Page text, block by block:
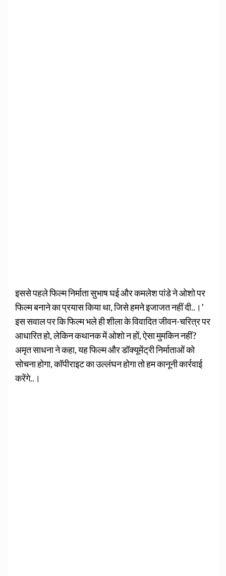
इससे पहले फिल्म निर्माता सुभाष घई और कमलेश पांडे ने ओशो पर
फिल्म बनाने का प्रयास किया था, जिसे हमने इजाजत नहीं दी..।’
इस सवाल पर कि फिल्म भले ही शीला के विवादित जीवन-चरित्र पर
आधारित हो, लेकिन कथानक में ओशो न हों, ऐसा मुमकिन नहीं?
अमृत साधना ने कहा, यह फिल्म और डॉक्यूमेंट्री निर्माताओं को
सोचना होगा, कॉपीराइट का उल्लंघन होगा तो हम कानूनी कार्रवाई
करेंगे..।